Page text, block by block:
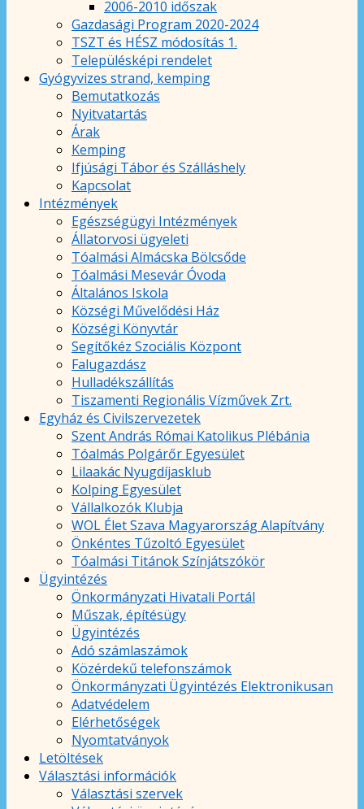
2006-2010 időszak
Gazdasági Program 2020-2024
TSZT és HÉSZ módosítás 1.
Településképi rendelet
Gyógyvizes strand, kemping
Bemutatkozás
Nyitvatartás
Árak
Kemping
Ifjúsági Tábor és Szálláshely
Kapcsolat
Intézmények
Egészségügyi Intézmények
Állatorvosi ügyeleti
Tóalmási Almácska Bölcsőde
Tóalmási Mesevár Óvoda
Általános Iskola
Községi Művelődési Ház
Községi Könyvtár
Segítőkéz Szociális Központ
Falugazdász
Hulladékszállítás
Tiszamenti Regionális Vízművek Zrt.
Egyház és Civilszervezetek
Szent András Római Katolikus Plébánia
Tóalmás Polgárőr Egyesület
Lilaakác Nyugdíjasklub
Kolping Egyesület
Vállalkozók Klubja
WOL Élet Szava Magyarország Alapítvány
Önkéntes Tűzoltó Egyesület
Tóalmási Titánok Színjátszókör
Ügyintézés
Önkormányzati Hivatali Portál
Műszak, építésügy
Ügyintézés
Adó számlaszámok
Közérdekű telefonszámok
Önkormányzati Ügyintézés Elektronikusan
Adatvédelem
Elérhetőségek
Nyomtatványok
Letöltések
Választási információk
Választási szervek